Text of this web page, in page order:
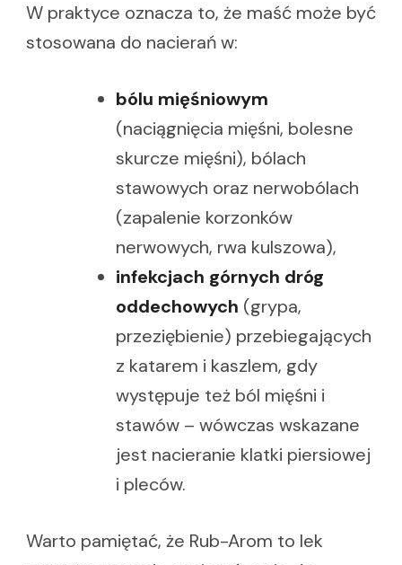
W praktyce oznacza to, że maść może być
stosowana do nacierań w:
bólu mięśniowym
(naciągnięcia mięśni, bolesne
skurcze mięśni), bólach
stawowych oraz nerwobólach
(zapalenie korzonków
nerwowych, rwa kulszowa),
infekcjach górnych dróg
oddechowych (grypa,
przeziębienie) przebiegających
z katarem i kaszlem, gdy
występuje też ból mięśni i
stawów – wówczas wskazane
jest nacieranie klatki piersiowej
i pleców.
Warto pamiętać, że Rub-Arom to lek